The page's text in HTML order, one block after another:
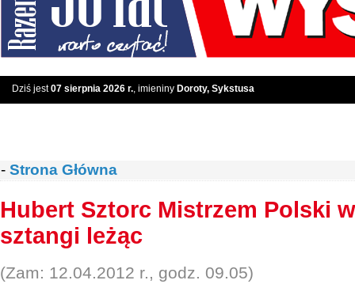
Dziś jest07 sierpnia 2026 r., imieniny Doroty, Sykstusa
- Strona Główna
Hubert Sztorc Mistrzem Polski
sztangi leżąc
(Zam: 12.04.2012 r., godz. 09.05)